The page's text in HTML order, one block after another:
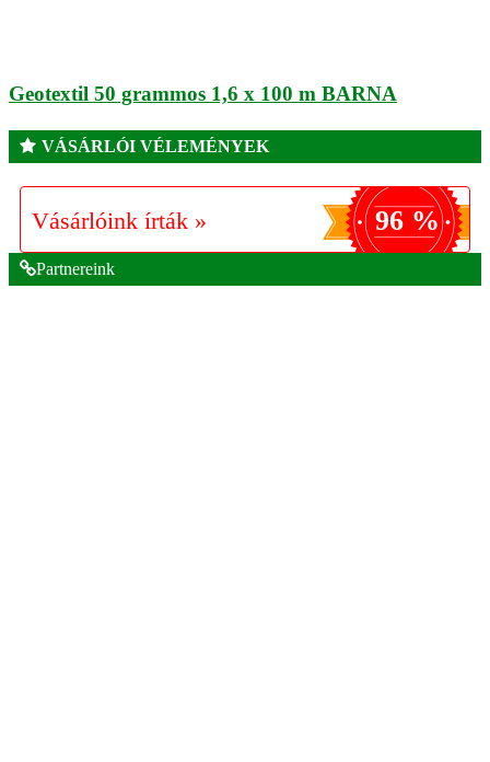
Geotextil 50 grammos 1,6 x 100 m BARNA
VÁSÁRLÓI VÉLEMÉNYEK
Vásárlóink írták » 96 %
Partnereink